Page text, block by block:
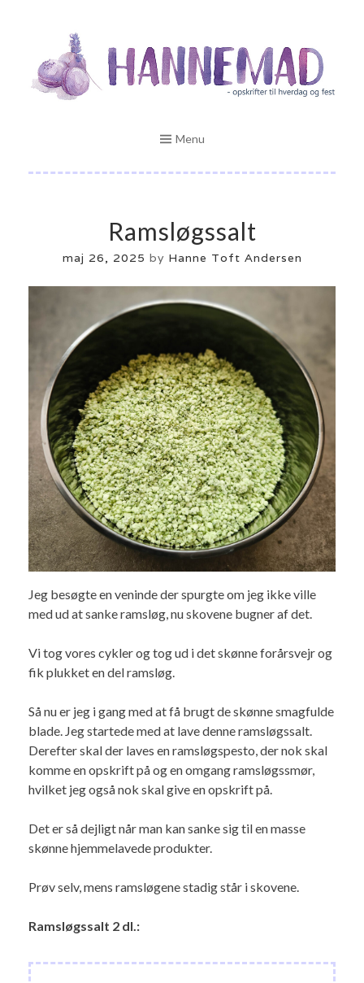
content
HANNEMAD.DK
Opskrifter til hverdag og fest
Menu
Ramsløgssalt
maj 26, 2025 by Hanne Toft Andersen
Jeg besøgte en veninde der spurgte om jeg ikke ville
med ud at sanke ramsløg, nu skovene bugner af det.
Vi tog vores cykler og tog ud i det skønne forårsvejr og
fik plukket en del ramsløg.
Så nu er jeg i gang med at få brugt de skønne smagfulde
blade. Jeg startede med at lave denne ramsløgssalt.
Derefter skal der laves en ramsløgspesto, der nok skal
komme en opskrift på og en omgang ramsløgssmør,
hvilket jeg også nok skal give en opskrift på.
Det er så dejligt når man kan sanke sig til en masse
skønne hjemmelavede produkter.
Prøv selv, mens ramsløgene stadig står i skovene.
Ramsløgssalt 2 dl.: